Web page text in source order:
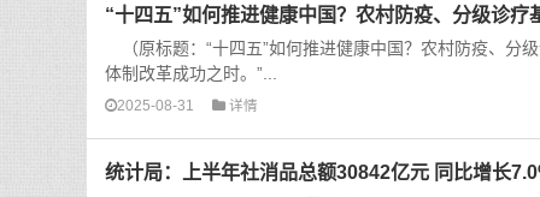
“十四五”如何推进健康中国？农村防疫、分级诊疗
（原标题：“十四五”如何推进健康中国？农村防疫、分
体制改革成功之时。”...
2025-08-31 详情
统计局：上半年社消品总额30842亿元 同比增长